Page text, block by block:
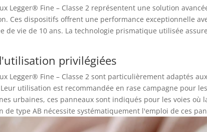
Legger® Fine – Classe 2 représentent une solution
Ces dispositifs offrent une performance exceptionnelle
de vie de 10 ans. La technologie prismatique utilisée
privilégiées
Legger® Fine – Classe 2 sont particulièrement adaptés
utilisation est recommandée en rase campagne pour
urbaines, ces panneaux sont indiqués pour les voies où
de type AB nécessite systématiquement l'emploi de ces